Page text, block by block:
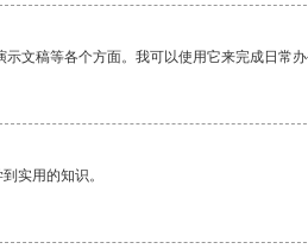
文稿等各个方面。我可以使用它来完成日常办
实用的知识。